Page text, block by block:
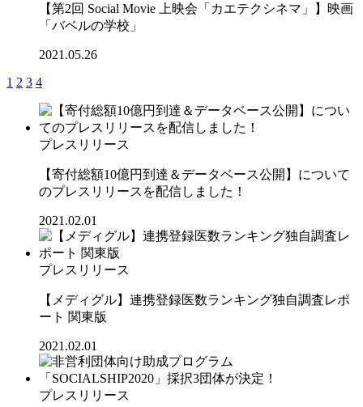
【第2回 Social Movie 上映会「カエテクシネマ」】映画
「バベルの学校」
2021.05.26
1 2 3 4
プレスリリース
【寄付総額10億円到達＆データベース公開】について
のプレスリリースを配信しました！
2021.02.01
プレスリリース
【メディグル】連携登録医数ランキング独⾃調査レポ
ート 関東版
2021.02.01
プレスリリース